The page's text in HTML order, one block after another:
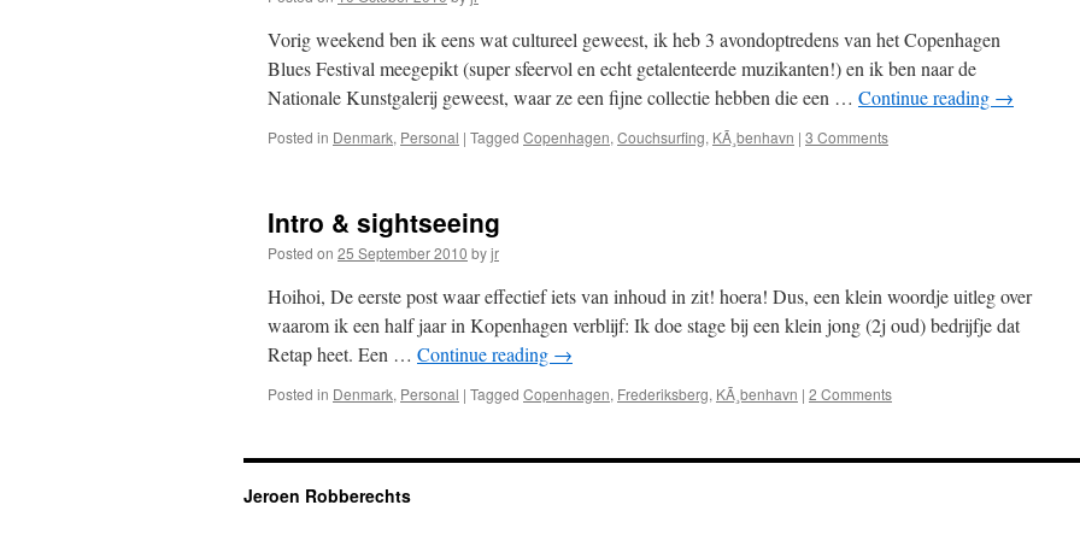
Vorig weekend ben ik eens wat cultureel geweest, ik heb 3 avondoptredens van het Copenhagen
Blues Festival meegepikt (super sfeervol en echt getalenteerde muzikanten!) en ik ben naar de
Nationale Kunstgalerij geweest, waar ze een fijne collectie hebben die een … Continue reading →
Posted in Denmark, Personal | Tagged Copenhagen, Couchsurfing, KÃ¸benhavn | 3 Comments
Intro & sightseeing
Posted on 25 September 2010 byjr
Hoihoi, De eerste post waar effectief iets van inhoud in zit! hoera! Dus, een klein woordje uitleg over
waarom ik een half jaar in Kopenhagen verblijf: Ik doe stage bij een klein jong (2j oud) bedrijfje dat
Retap heet. Een … Continue reading →
Posted in Denmark, Personal | Tagged Copenhagen, Frederiksberg, KÃ¸benhavn | 2 Comments
Jeroen Robberechts